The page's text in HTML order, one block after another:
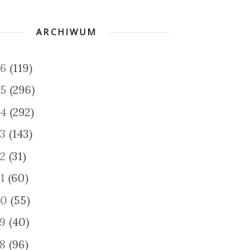
ARCHIWUM
(119)
(296)
(292)
(143)
(31)
(60)
(55)
(40)
(96)